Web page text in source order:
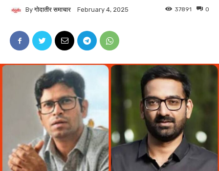
By गोदातीर समाचार February 4, 2025 0
37891